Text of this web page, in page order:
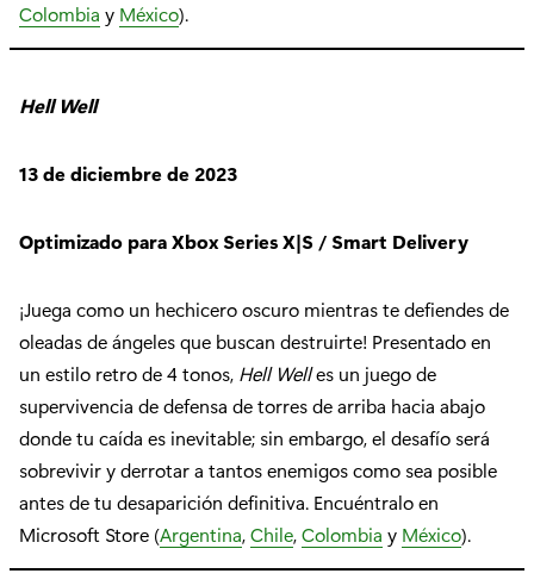
Colombia y México).
Hell Well
13 de diciembre de 2023
Optimizado para Xbox Series X|S / Smart Delivery
¡Juega como un hechicero oscuro mientras te defiendes de
oleadas de ángeles que buscan destruirte! Presentado en
un estilo retro de 4 tonos, Hell Welles un juego de
supervivencia de defensa de torres de arriba hacia abajo
donde tu caída es inevitable; sin embargo, el desafío será
sobrevivir y derrotar a tantos enemigos como sea posible
antes de tu desaparición definitiva. Encuéntralo en
Microsoft Store (Argentina,Chile,Colombia y México).